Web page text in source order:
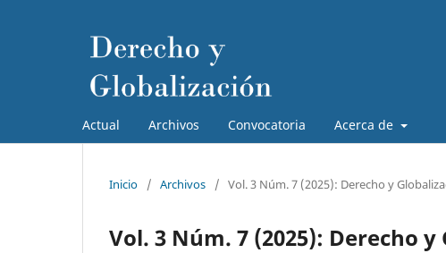
Actual Archivos Convocatoria Acerca de
Inicio / Archivos / Vol. 3 Núm. 7 (2025): Derecho y
Vol. 3 Núm. 7 (2025): Derecho